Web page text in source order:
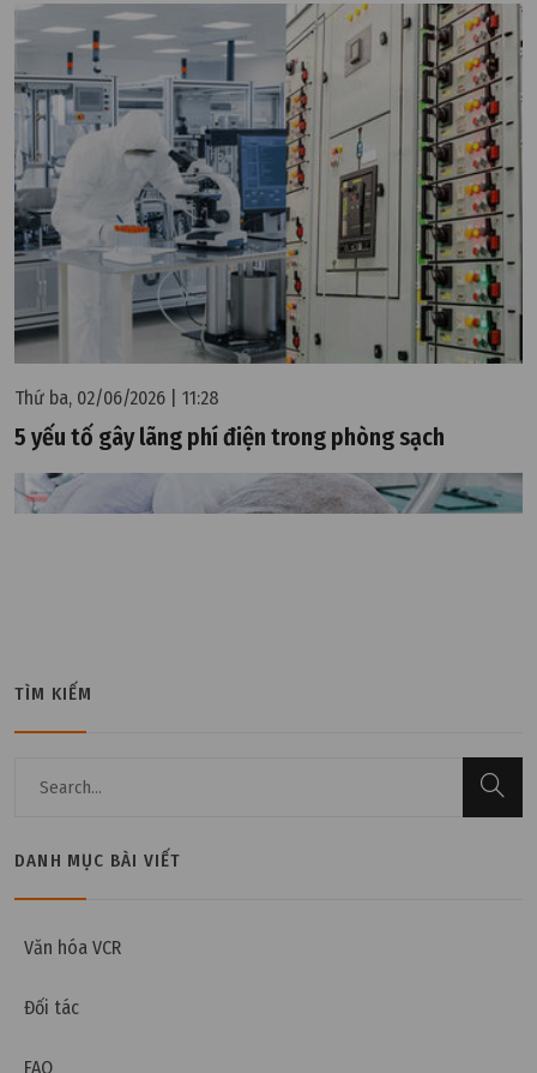
Thứ ba, 02/06/2026 | 11:28
5 yếu tố gây lãng phí điện trong phòng sạch
Thứ năm, 21/05/2026 | 14:36
Phòng sạch điện tử và phòng sạch bán dẫn khác
nhau như thế nào?
TÌM KIẾM
DANH MỤC BÀI VIẾT
Văn hóa VCR
Đối tác
FAQ